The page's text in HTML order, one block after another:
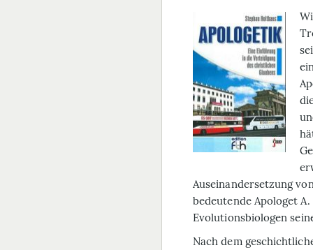
Auseinandersetzung
bedeutende Apologet
Evolutionsbiologen
Nach dem